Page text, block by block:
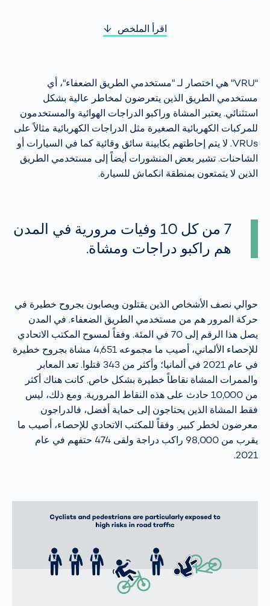
اقرأ الملخص
"VRU" هي اختصار لـ "مستخدمي الطريق الضعفاء"، أي
مستخدمي الطريق الذين يتعرضون لمخاطر عالية بشكل
استثنائي. يعتبر المشاة وراكبو الدراجات الهوائية والمستخدمون
للمركبات الكهربائية الصغيرة مثل الدراجات الكهربائية مثالاً على
VRUs. لا يتم إحاطتهم بكابينة سائق وقائية كما في السيارات أو
الشاحنات. تشير بعض المنشورات أيضاً إلى مستخدمي الطريق
الذين لا يتمتعون بمنطقة انكماش للسيارة.
7 من كل 10 وفيات مرورية في المدن
هم راكبو دراجات ومشاة.
حوالي نصف الأشخاص الذين يقتلون ويصابون بجروح خطيرة في
حركة المرور هم من مستخدمي الطريق الضعفاء. في المدن
يصل هذا الرقم إلى 70 في المئة. وفقاً لمسوح المكتب الاتحادي
للإحصاء الألماني، أصيب ما مجموعه 4,651 مشاة بجروح خطيرة
في عام 2021 في ألمانيا؛ وأكثر من 343 قتلوا. تعد المعابر
والممرات المشاة نقاطاً خطيرة بشكل خاص. كانت هناك أكثر
من 10,000 حادث على هذه النقاط المرورية. ومع ذلك، ليس
فقط المشاة الذين يحتاجون إلى حماية أفضل، فالدراجون
معرضون لخطر كبير. وفقاً للمكتب الاتحادي للإحصاء، أصيب ما
يقرب من 98,000 راكب دراجة ولقى 474 حتفهم في عام
2021.